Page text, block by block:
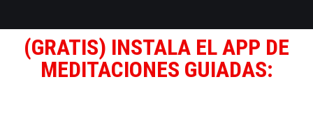
(GRATIS) INSTALA EL APP DE
MEDITACIONES GUIADAS: